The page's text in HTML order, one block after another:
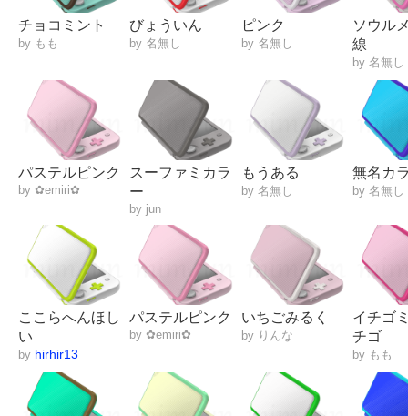
チョコミント
by もも
びょういん
by 名無し
ピンク
by 名無し
ソウル
線
by 名無し
パステルピンク
by ✿emiri✿
スーファミカラ
ー
by jun
もうある
by 名無し
無名カ
by 名無し
ここらへんほし
い
by hirhir13
パステルピンク
by ✿emiri✿
いちごみるく
by りんな
イチゴ
チゴ
by もも